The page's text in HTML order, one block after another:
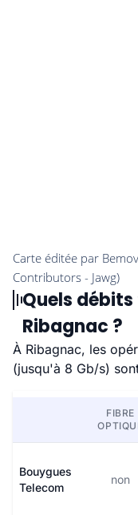
Quels
Ribagnac ?
À Ribagnac, les
(jusqu'à 8 Gb/s)
FIBRE
Bouygues
Telecom
non